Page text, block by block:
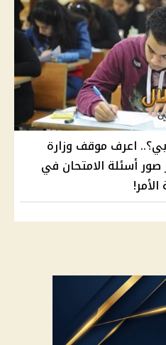
اعرف موقف وزارة
صور أسئلة الامتحان في